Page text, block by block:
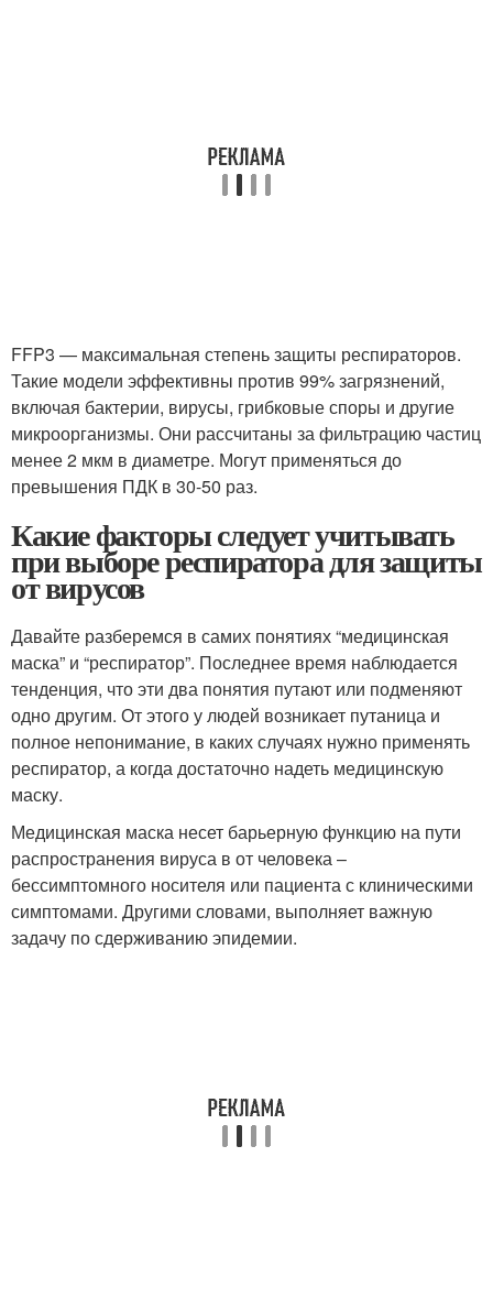
FFP3 — максимальная степень защиты респираторов.
Такие модели эффективны против 99% загрязнений,
включая бактерии, вирусы, грибковые споры и другие
микроорганизмы. Они рассчитаны за фильтрацию частиц
менее 2 мкм в диаметре. Могут применяться до
превышения ПДК в 30-50 раз.
Какие факторы следует учитывать
при выборе респиратора для защиты
от вирусов
Давайте разберемся в самих понятиях “медицинская
маска” и “респиратор”. Последнее время наблюдается
тенденция, что эти два понятия путают или подменяют
одно другим. От этого у людей возникает путаница и
полное непонимание, в каких случаях нужно применять
респиратор, а когда достаточно надеть медицинскую
маску.
Медицинская маска несет барьерную функцию на пути
распространения вируса в от человека –
бессимптомного носителя или пациента с клиническими
симптомами. Другими словами, выполняет важную
задачу по сдерживанию эпидемии.